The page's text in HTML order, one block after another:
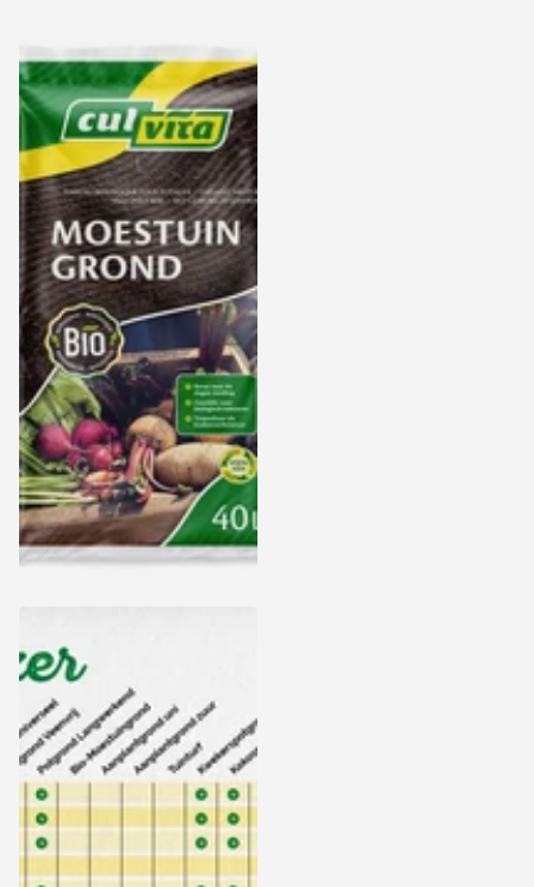
40 liter
Bekijk de levertijd op de
productpagina
Bekijk de levertijd op de
productpagina
11,99